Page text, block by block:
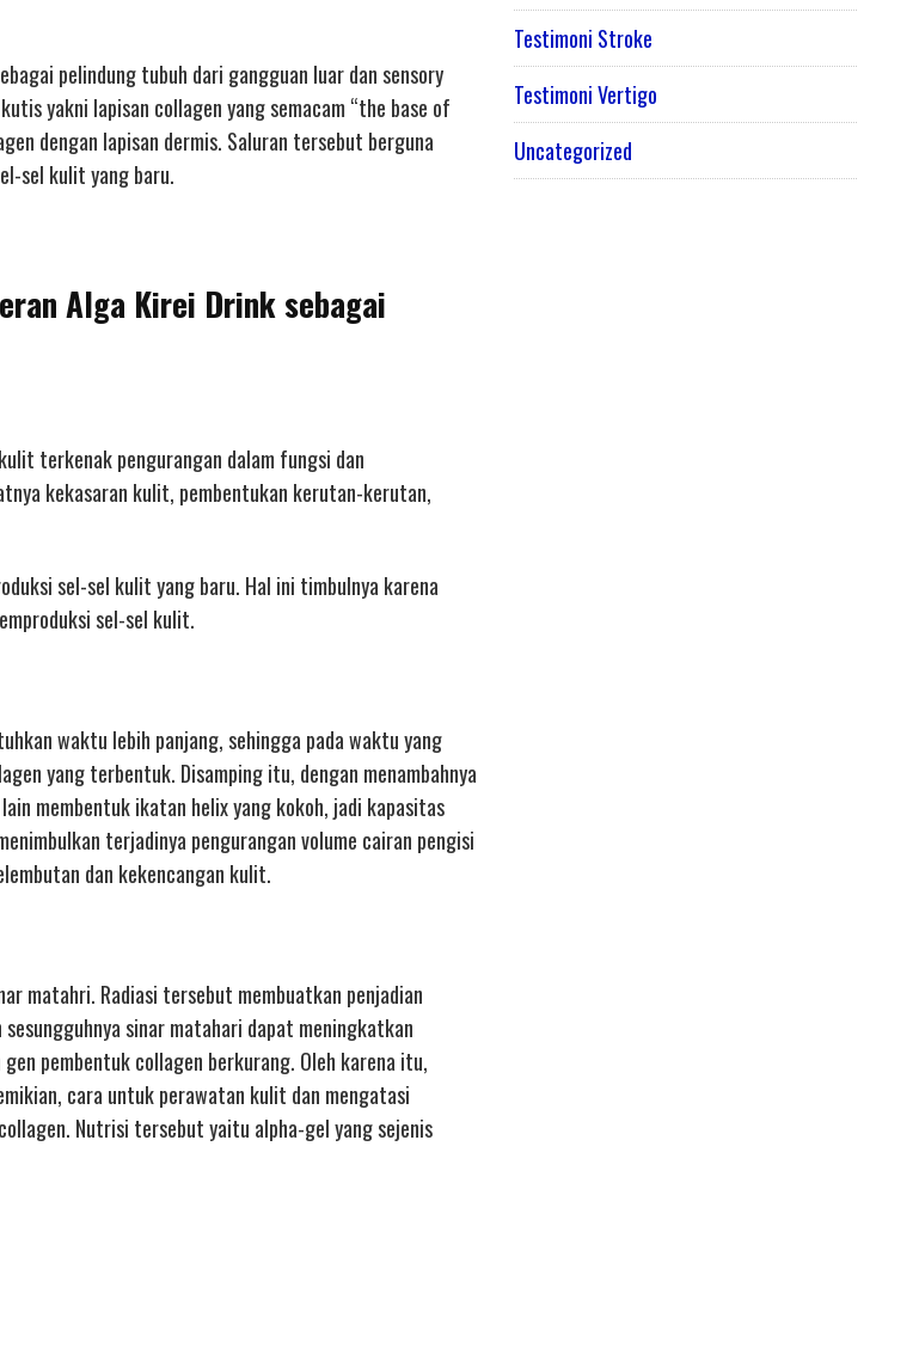
pelindung tubuh dari gangguan luar dan sensory
yakni lapisan collagen yang semacam “the base of
dengan lapisan dermis. Saluran tersebut berguna
sel kulit yang baru.
Alga Kirei Drink sebagai
terkenak pengurangan dalam fungsi dan
kekasaran kulit, pembentukan kerutan-kerutan,
sel-sel kulit yang baru. Hal ini timbulnya karena
sel-sel kulit.
waktu lebih panjang, sehingga pada waktu yang
yang terbentuk. Disamping itu, dengan menambahnya
membentuk ikatan helix yang kokoh, jadi kapasitas
terjadinya pengurangan volume cairan pengisi
dan kekencangan kulit.
matahri. Radiasi tersebut membuatkan penjadian
sinar matahari dapat meningkatkan
pembentuk collagen berkurang. Oleh karena itu,
cara untuk perawatan kulit dan mengatasi
Nutrisi tersebut yaitu alpha-gel yang sejenis
Testimoni Stroke
Testimoni Vertigo
Uncategorized